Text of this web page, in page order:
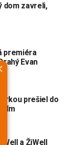
dom zavreli,
premiéra
Evan
prešiel do
a ŽiWell